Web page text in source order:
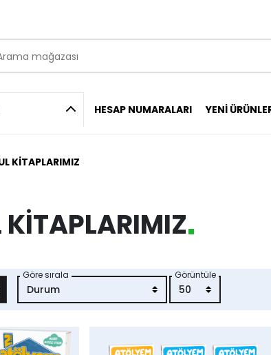
HESAP NUMARALARI YENI
KİTAPLARIMIZ
KİTAPLARIMIZ
Göre sırala Görüntüle
AddToWishlist